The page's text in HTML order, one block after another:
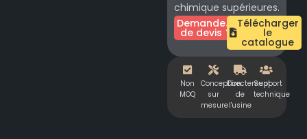
chimique supérieures.
Demande
de devis
Télécharger
le
catalogue
Non
MOQ
Conception
sur
mesure
Directement
de
l'usine
Support
technique